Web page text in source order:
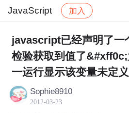
JavaScript 加入
社区 JavaScript 帖子详情
javascript已经声明了一
检验获取到值了
一运行显示该变量未定
Sophie8910
2012-03-23